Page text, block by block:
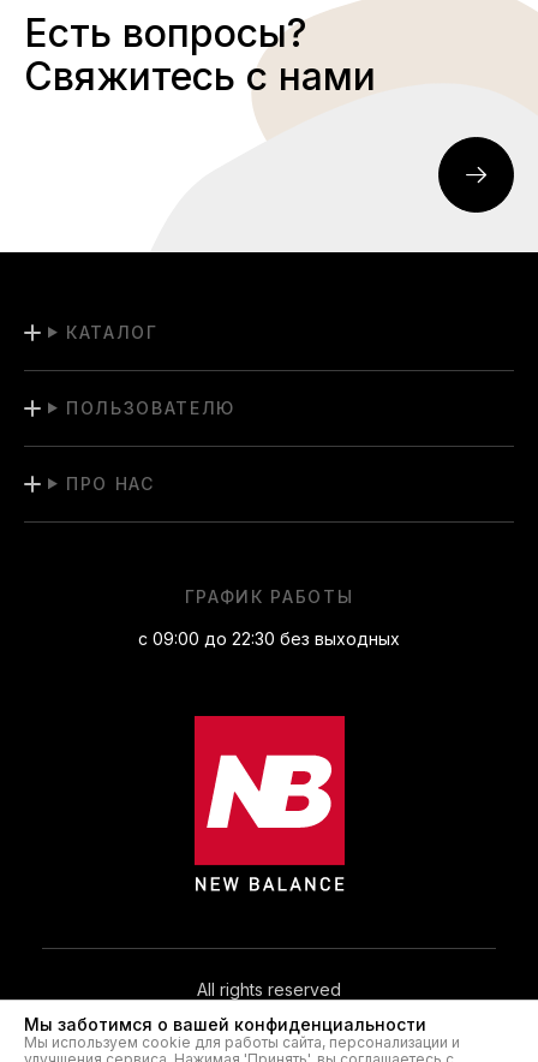
Есть вопросы?
Свяжитесь с нами
КАТАЛОГ
ПОЛЬЗОВАТЕЛЮ
ПРО НАС
ГРАФИК РАБОТЫ
с 09:00 до 22:30 без выходных
All rights reserved
© 2026. NB.IN.UA®
Мы заботимся о вашей конфиденциальности
Мы используем cookie для работы сайта, персонализации и